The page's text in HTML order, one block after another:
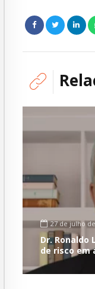
27 de julho
Dr. Ronaldo
de risco em